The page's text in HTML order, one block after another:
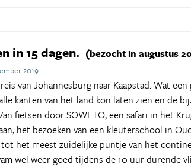
in 15 dagen. (bezocht in augustus
2019
van Johannesburg naar Kaapstad. Wat
kanten van het land kon laten zien en de
fietsen door SOWETO, een safari in het
het bezoeken van een kleuterschool in
het meest zuidelijke puntje van het
wel weer goed tijdens de 10 uur durende